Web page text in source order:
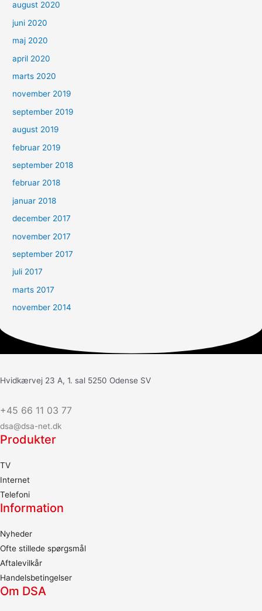
august 2020
juni 2020
maj 2020
april 2020
marts 2020
november 2019
september 2019
august 2019
februar 2019
september 2018
februar 2018
januar 2018
december 2017
november 2017
september 2017
juli 2017
marts 2017
november 2014
Hvidkærvej 23 A, 1. sal 5250 Odense SV
+45 66 11 03 77
dsa@dsa-net.dk
Produkter
TV
Internet
Telefoni
Information
Nyheder
Ofte stillede spørgsmål
Aftalevilkår
Handelsbetingelser
Om DSA